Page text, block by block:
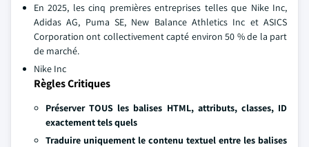
En 2025, les cinq premières entreprises telles que Nike Inc,
Adidas AG, Puma SE, New Balance Athletics Inc et ASICS
Corporation ont collectivement capté environ 50 % de la part
de marché.
Nike Inc
Règles Critiques
Préserver TOUS les balises HTML, attributs, classes, ID
exactement tels quels
Traduire uniquement le contenu textuel entre les balises